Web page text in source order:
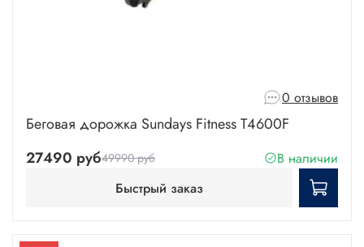
0 отзывов
Беговая дорожка Sundays Fitness T4600F
27490 руб49990 руб
В наличии
Быстрый заказ